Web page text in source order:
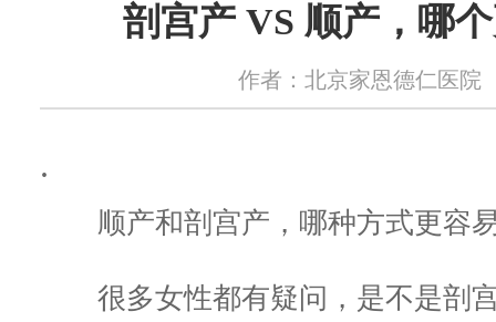
剖宫产 VS 顺产，哪
作者：北京家恩德仁医院
.
顺产和剖宫产，哪种方式更容易
很多女性都有疑问，是不是剖宫